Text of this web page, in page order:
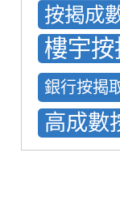
按揭成
樓宇按
銀行按揭
高成數